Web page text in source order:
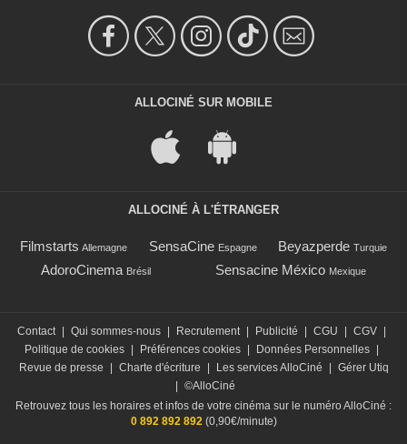
ALLOCINÉ SUR MOBILE
ALLOCINÉ À L'ÉTRANGER
Filmstarts Allemagne SensaCine Espagne Beyazperde Turquie
AdoroCinema Brésil Sensacine México Mexique
Contact Qui sommes-nous Recrutement Publicité CGU CGV
Politique de cookies
Préférences cookies Données Personnelles
Revue de presse
Charte d'écriture Les services AlloCiné
Gérer Utiq
©AlloCiné
Retrouvez tous les horaires et infos de votre cinéma sur le numéro AlloCiné :
0 892 892 892(0,90€/minute)